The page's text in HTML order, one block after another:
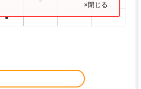
●
×閉じる